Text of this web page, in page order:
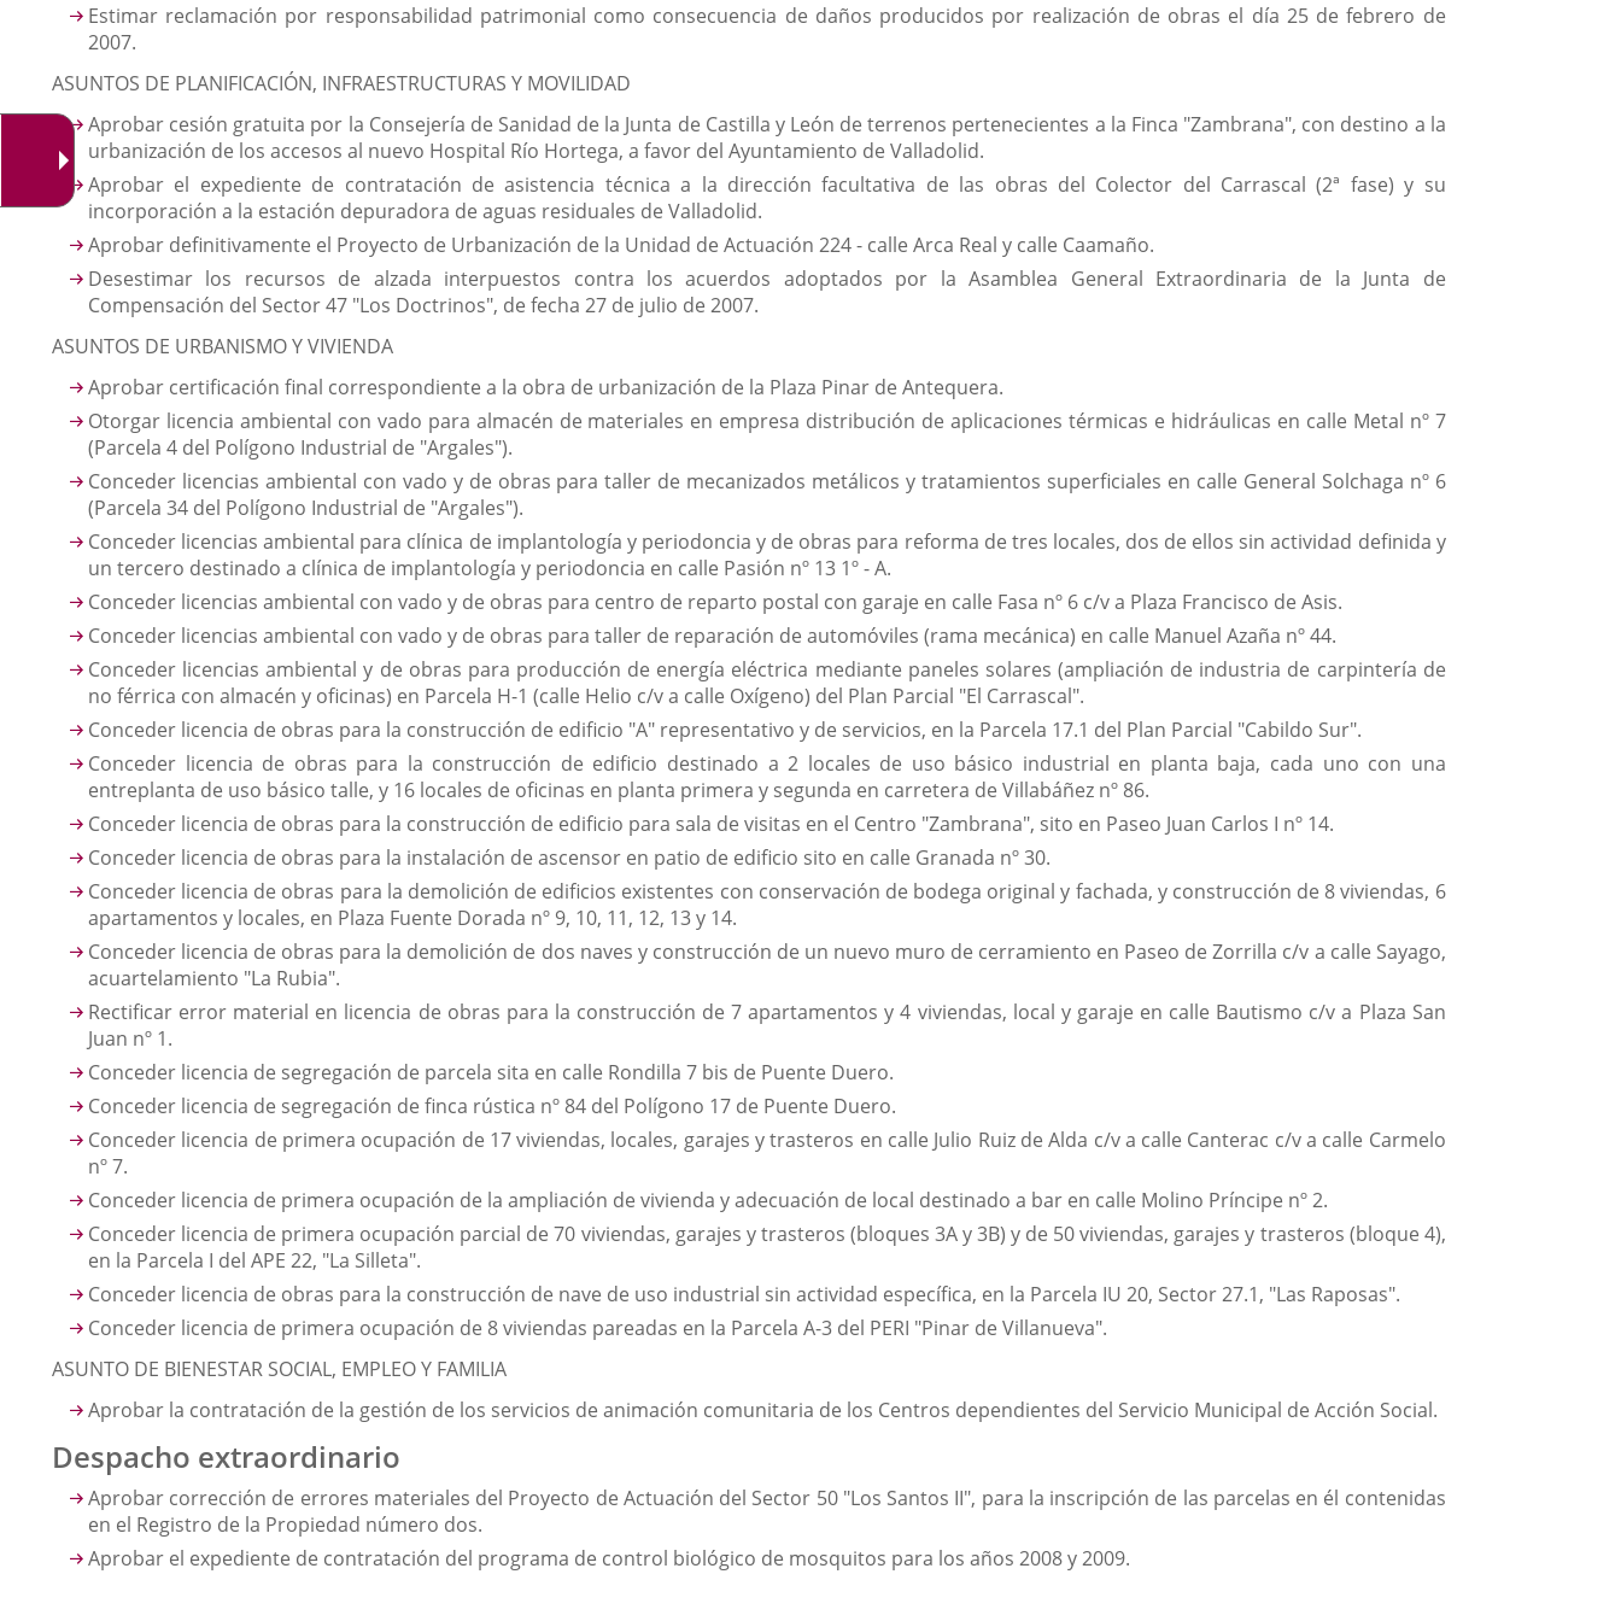
Estimar reclamación por responsabilidad patrimonial como consecuencia de daños producidos por realización de obras el día 25 de febrero de
2007.
ASUNTOS DE PLANIFICACIÓN, INFRAESTRUCTURAS Y MOVILIDAD
Aprobar cesión gratuita por la Consejería de Sanidad de la Junta de Castilla y León de terrenos pertenecientes a la Finca "Zambrana", con destino a la
urbanización de los accesos al nuevo Hospital Río Hortega, a favor del Ayuntamiento de Valladolid.
Aprobar el expediente de contratación de asistencia técnica a la dirección facultativa de las obras del Colector del Carrascal (2ª fase) y su
incorporación a la estación depuradora de aguas residuales de Valladolid.
Aprobar definitivamente el Proyecto de Urbanización de la Unidad de Actuación 224 - calle Arca Real y calle Caamaño.
Desestimar los recursos de alzada interpuestos contra los acuerdos adoptados por la Asamblea General Extraordinaria de la Junta de
Compensación del Sector 47 "Los Doctrinos", de fecha 27 de julio de 2007.
ASUNTOS DE URBANISMO Y VIVIENDA
Aprobar certificación final correspondiente a la obra de urbanización de la Plaza Pinar de Antequera.
Otorgar licencia ambiental con vado para almacén de materiales en empresa distribución de aplicaciones térmicas e hidráulicas en calle Metal nº 7
(Parcela 4 del Polígono Industrial de "Argales").
Conceder licencias ambiental con vado y de obras para taller de mecanizados metálicos y tratamientos superficiales en calle General Solchaga nº 6
(Parcela 34 del Polígono Industrial de "Argales").
Conceder licencias ambiental para clínica de implantología y periodoncia y de obras para reforma de tres locales, dos de ellos sin actividad definida y
un tercero destinado a clínica de implantología y periodoncia en calle Pasión nº 13 1º - A.
Conceder licencias ambiental con vado y de obras para centro de reparto postal con garaje en calle Fasa nº 6 c/v a Plaza Francisco de Asis.
Conceder licencias ambiental con vado y de obras para taller de reparación de automóviles (rama mecánica) en calle Manuel Azaña nº 44.
Conceder licencias ambiental y de obras para producción de energía eléctrica mediante paneles solares (ampliación de industria de carpintería de
no férrica con almacén y oficinas) en Parcela H-1 (calle Helio c/v a calle Oxígeno) del Plan Parcial "El Carrascal".
Conceder licencia de obras para la construcción de edificio "A" representativo y de servicios, en la Parcela 17.1 del Plan Parcial "Cabildo Sur".
Conceder licencia de obras para la construcción de edificio destinado a 2 locales de uso básico industrial en planta baja, cada uno con una
entreplanta de uso básico talle, y 16 locales de oficinas en planta primera y segunda en carretera de Villabáñez nº 86.
Conceder licencia de obras para la construcción de edificio para sala de visitas en el Centro "Zambrana", sito en Paseo Juan Carlos I nº 14.
Conceder licencia de obras para la instalación de ascensor en patio de edificio sito en calle Granada nº 30.
Conceder licencia de obras para la demolición de edificios existentes con conservación de bodega original y fachada, y construcción de 8 viviendas, 6
apartamentos y locales, en Plaza Fuente Dorada nº 9, 10, 11, 12, 13 y 14.
Conceder licencia de obras para la demolición de dos naves y construcción de un nuevo muro de cerramiento en Paseo de Zorrilla c/v a calle Sayago,
acuartelamiento "La Rubia".
Rectificar error material en licencia de obras para la construcción de 7 apartamentos y 4 viviendas, local y garaje en calle Bautismo c/v a Plaza San
Juan nº 1.
Conceder licencia de segregación de parcela sita en calle Rondilla 7 bis de Puente Duero.
Conceder licencia de segregación de finca rústica nº 84 del Polígono 17 de Puente Duero.
Conceder licencia de primera ocupación de 17 viviendas, locales, garajes y trasteros en calle Julio Ruiz de Alda c/v a calle Canterac c/v a calle Carmelo
nº 7.
Conceder licencia de primera ocupación de la ampliación de vivienda y adecuación de local destinado a bar en calle Molino Príncipe nº 2.
Conceder licencia de primera ocupación parcial de 70 viviendas, garajes y trasteros (bloques 3A y 3B) y de 50 viviendas, garajes y trasteros (bloque 4),
en la Parcela I del APE 22, "La Silleta".
Conceder licencia de obras para la construcción de nave de uso industrial sin actividad específica, en la Parcela IU 20, Sector 27.1, "Las Raposas".
Conceder licencia de primera ocupación de 8 viviendas pareadas en la Parcela A-3 del PERI "Pinar de Villanueva".
ASUNTO DE BIENESTAR SOCIAL, EMPLEO Y FAMILIA
Aprobar la contratación de la gestión de los servicios de animación comunitaria de los Centros dependientes del Servicio Municipal de Acción Social.
Despacho extraordinario
Aprobar corrección de errores materiales del Proyecto de Actuación del Sector 50 "Los Santos II", para la inscripción de las parcelas en él contenidas
en el Registro de la Propiedad número dos.
Aprobar el expediente de contratación del programa de control biológico de mosquitos para los años 2008 y 2009.